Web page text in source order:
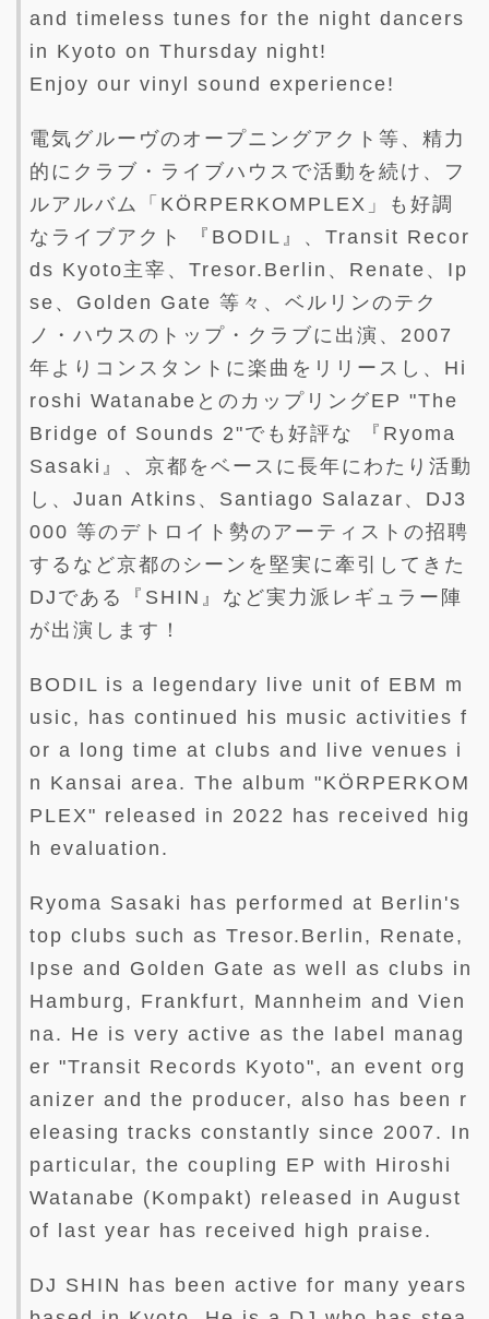
and timeless tunes for the night dancers
in Kyoto on Thursday night!
Enjoy our vinyl sound experience!
電気グルーヴのオープニングアクト等、精力
的にクラブ・ライブハウスで活動を続け、フ
ルアルバム「KÖRPERKOMPLEX」も好調
なライブアクト 『BODIL』、Transit Recor
ds Kyoto主宰、Tresor.Berlin、Renate、Ip
se、Golden Gate 等々、ベルリンのテク
ノ・ハウスのトップ・クラブに出演、2007
年よりコンスタントに楽曲をリリースし、Hi
roshi WatanabeとのカップリングEP "The
Bridge of Sounds 2"でも好評な 『Ryoma
Sasaki』、京都をベースに長年にわたり活動
し、Juan Atkins、Santiago Salazar、DJ3
000 等のデトロイト勢のアーティストの招聘
するなど京都のシーンを堅実に牽引してきた
DJである『SHIN』など実力派レギュラー陣
が出演します！
BODIL is a legendary live unit of EBM m
usic, has continued his music activities f
or a long time at clubs and live venues i
n Kansai area. The album "KÖRPERKOM
PLEX" released in 2022 has received hig
h evaluation.
Ryoma Sasaki has performed at Berlin's
top clubs such as Tresor.Berlin, Renate,
Ipse and Golden Gate as well as clubs in
Hamburg, Frankfurt, Mannheim and Vien
na. He is very active as the label manag
er "Transit Records Kyoto", an event org
anizer and the producer, also has been r
eleasing tracks constantly since 2007. In
particular, the coupling EP with Hiroshi
Watanabe (Kompakt) released in August
of last year has received high praise.
DJ SHIN has been active for many years